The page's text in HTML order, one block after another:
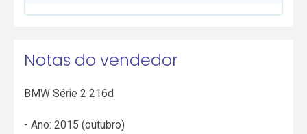
Notas do vendedor
BMW Série 2 216d
- Ano: 2015 (outubro)